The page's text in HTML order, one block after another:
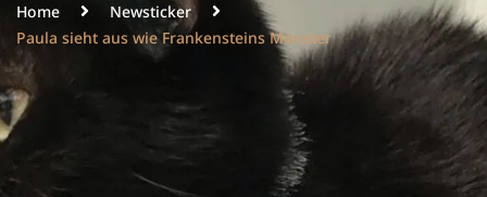
Home
Newsticker
Paula sieht aus wie Frankensteins Monster